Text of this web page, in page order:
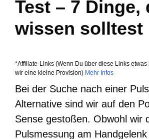
Test – 7 Dinge,
wissen solltest
*Affiliate-Links (Wenn Du über diese Links etwas
wir eine kleine Provision) Mehr Infos
Bei der Suche nach einer
Alternative sind wir auf den
Sense gestoßen. Obwohl wir
Pulsmessung am